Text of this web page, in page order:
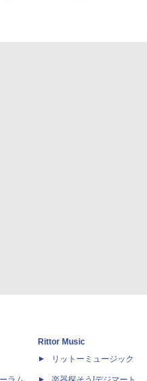
Rittor Music
リットーミュージック